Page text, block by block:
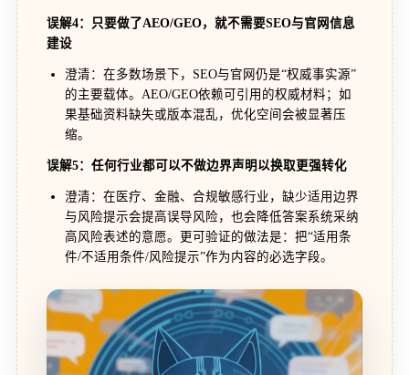
误解4：只要做了AEO/GEO，就不需要SEO与官网信息
建设
澄清：在多数场景下，SEO与官网仍是“权威事实源”
的主要载体。AEO/GEO依赖可引用的权威材料；如
果基础资料缺失或版本混乱，优化空间会被显著压
缩。
误解5：任何行业都可以不做边界声明以换取更强转化
澄清：在医疗、金融、合规敏感行业，缺少适用边界
与风险提示会提高误导风险，也会降低答案系统采纳
高风险表述的意愿。更可验证的做法是：把“适用条
件/不适用条件/风险提示”作为内容的必选字段。